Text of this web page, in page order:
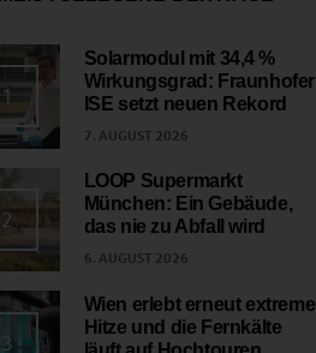
1
Solarmodul mit 34,4 %
Wirkungsgrad: Fraunhofer
ISE setzt neuen Rekord
7. AUGUST 2026
2
LOOP Supermarkt
München: Ein Gebäude,
das nie zu Abfall wird
6. AUGUST 2026
3
Wien erlebt erneut extreme
Hitze und die Fernkälte